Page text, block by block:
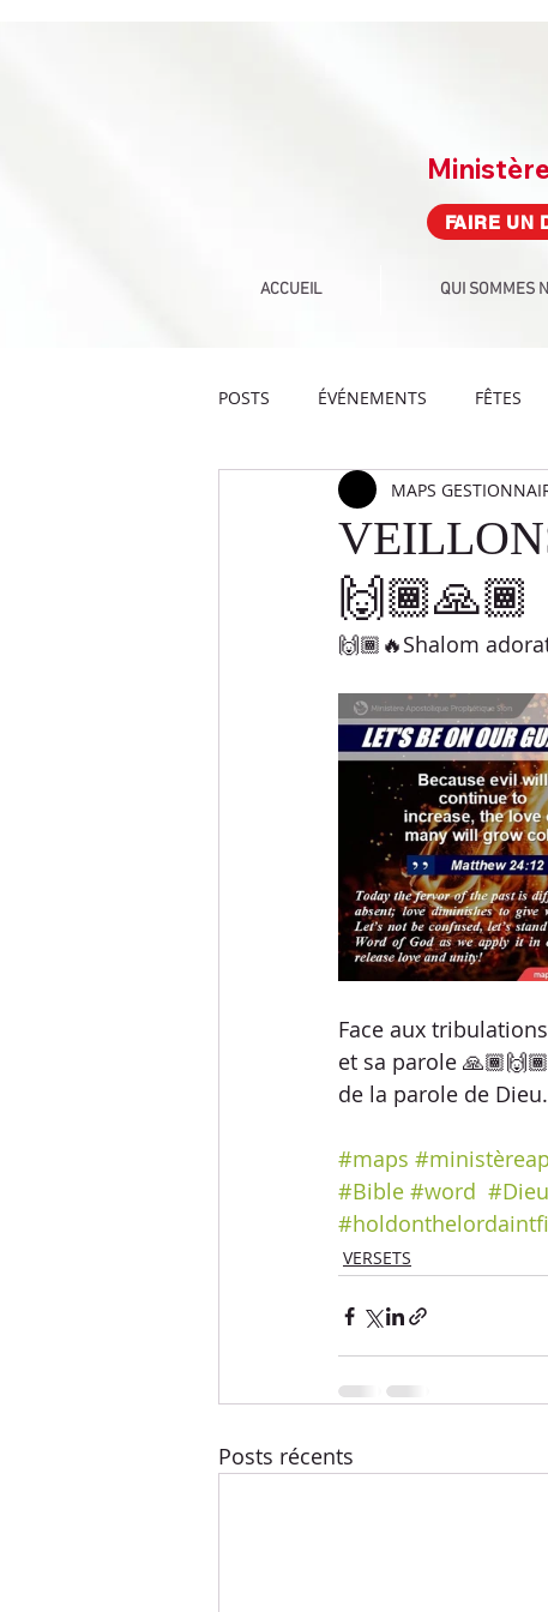
FAIRE UN
ACCUEIL QUI SOMMES
POSTS ÉVÉNEMENTS FÊTES
PROPHÉTIE CULTE
DÉFIS LANGUES DÉFIS SPORT
SOUCCOTH
🙌🏾🙏🏾
MAPS
🙌🏾🔥Shalom
Face aux
et sa parole
de la parole de Dieu.
#maps
#Bible #word #Dieu
VERSETS
Posts récents